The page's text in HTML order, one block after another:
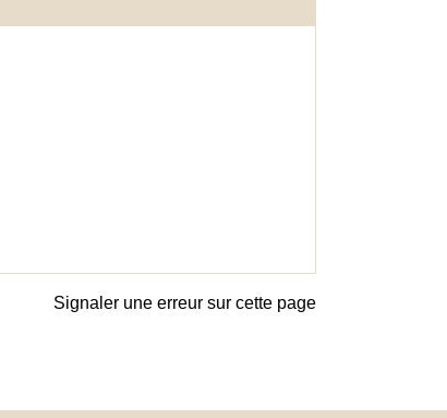
Signaler une erreur sur cette page